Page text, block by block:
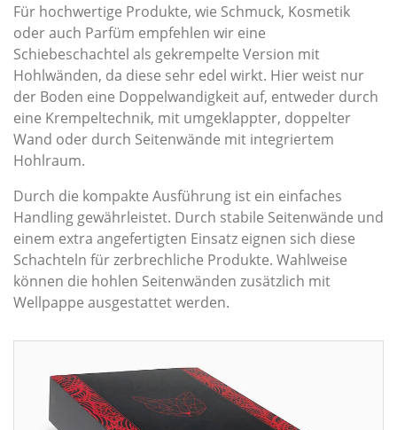
Für hochwertige Produkte, wie Schmuck, Kosmetik
oder auch Parfüm empfehlen wir eine
Schiebeschachtel als gekrempelte Version mit
Hohlwänden, da diese sehr edel wirkt. Hier weist nur
der Boden eine Doppelwandigkeit auf, entweder durch
eine Krempeltechnik, mit umgeklappter, doppelter
Wand oder durch Seitenwände mit integriertem
Hohlraum.
Durch die kompakte Ausführung ist ein einfaches
Handling gewährleistet. Durch stabile Seiten­wände und
einem extra angefertigten Einsatz eignen sich diese
Schachteln für zerbrechliche Produkte. Wahlweise
können die hohlen Seitenwänden zusätzlich mit
Wellpappe ausgestattet werden.